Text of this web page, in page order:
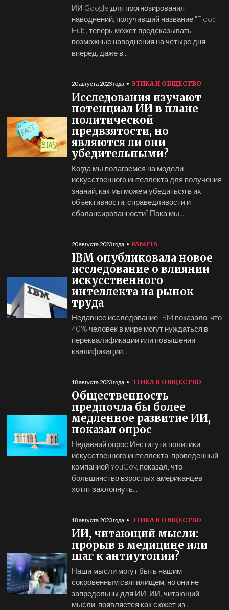
ИИ Google для прогнозирования
наводнений, получивший название "Flood
Hub", теперь может предсказывать
возможные наводнения на четыре дня
вперед, даже в...
20 августа 2023 года ЭТИКА И ОБЩЕСТВО
Исследования изучают
потенциал ИИ в плане
политической
предвзятости, но
являются ли они
убедительными?
Когда мы полагаемся на модели
искусственного интеллекта для получения
знаний, как мы можем убедиться в их
объективности, справедливости и
сбалансированности? Пока мы...
20 августа 2023 года РАБОТА
IBM опубликовала новое
исследование о влиянии
искусственного
интеллекта на рынок
труда
Недавнее исследование IBM показало, что
40% человек в мире могут нуждаться в
переквалификации или повышении
квалификации...
18 августа 2023 года ЭТИКА И ОБЩЕСТВО
Общественность
предпочла бы более
медленное развитие ИИ,
показал опрос
Недавний опрос Института политики
искусственного интеллекта, проведенный
компанией YouGov, показал, что
большинство взрослых американцев
хотят захлопнуть...
18 августа 2023 года ЭТИКА И ОБЩЕСТВО
ИИ, читающий мысли:
прорыв в медицине или
шаг к антиутопии?
Наши мысли могут быть нашим
сокровенным святилищем, но они не
запредельны для ИИ. ИИ, читающий
мысли, появляется как сюжет из...